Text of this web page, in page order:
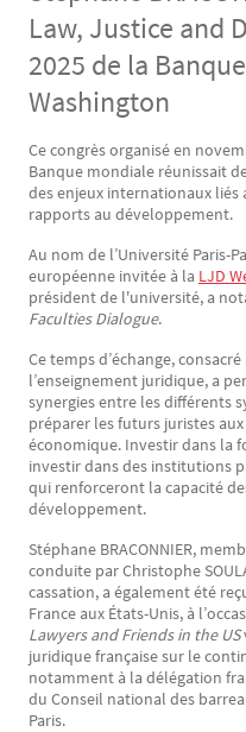
Law, Justice and
2025 de la
Washington
Texte
Ce congrès organisé en
Banque mondiale réunissait
des enjeux internationaux liés
rapports au développement.
Au nom de l’Université Paris-
européenne invitée à la LJD
président de l'université, a
Faculties Dialogue.
Ce temps d’échange,
l’enseignement juridique, a
synergies entre les différents
préparer les futurs juristes
économique. Investir dans la
investir dans des institutions
qui renforceront la capacité
développement.
Stéphane BRACONNIER,
conduite par Christophe
cassation, a également été
France aux États-Unis, à
Lawyers and Friends in the US
juridique française sur le
notamment à la délégation
du Conseil national des
Paris.